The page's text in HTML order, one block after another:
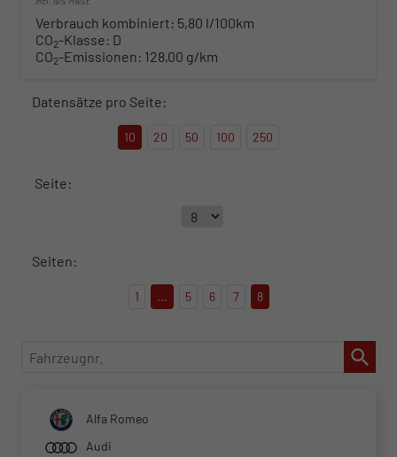
Verbrauch kombiniert: 5,80 l/100km
CO2-Klasse: D
CO2-Emissionen: 128,00 g/km
Datensätze pro Seite:
10 20 50 100 250
Seite:
Seiten:
1 ... 5 6 7 8
Fahrzeugnr.
Alfa Romeo
Audi